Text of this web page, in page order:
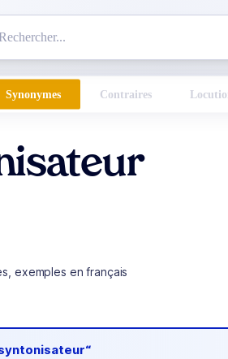
Synonymes Contraires
exemples en français